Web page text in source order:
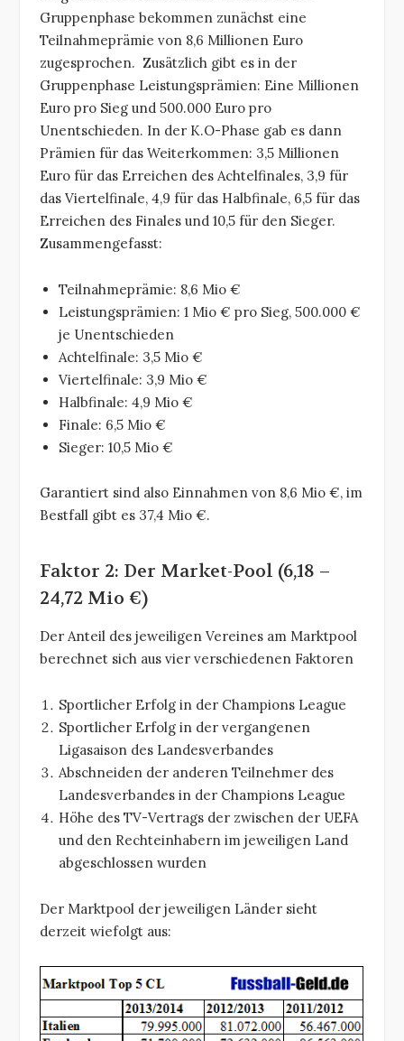
Gruppenphase bekommen zunächst eine
Teilnahmeprämie von 8,6 Millionen Euro
zugesprochen. Zusätzlich gibt es in der
Gruppenphase Leistungsprämien: Eine Millionen
Euro pro Sieg und 500.000 Euro pro
Unentschieden. In der K.O-Phase gab es dann
Prämien für das Weiterkommen: 3,5 Millionen
Euro für das Erreichen des Achtelfinales, 3,9 für
das Viertelfinale, 4,9 für das Halbfinale, 6,5 für das
Erreichen des Finales und 10,5 für den Sieger.
Zusammengefasst:
Teilnahmeprämie: 8,6 Mio €
Leistungsprämien: 1 Mio € pro Sieg, 500.000 €
je Unentschieden
Achtelfinale: 3,5 Mio €
Viertelfinale: 3,9 Mio €
Halbfinale: 4,9 Mio €
Finale: 6,5 Mio €
Sieger: 10,5 Mio €
Garantiert sind also Einnahmen von 8,6 Mio €, im
Bestfall gibt es 37,4 Mio €.
Faktor 2: Der Market-Pool (6,18 –
24,72 Mio €)
Der Anteil des jeweiligen Vereines am Marktpool
berechnet sich aus vier verschiedenen Faktoren
Sportlicher Erfolg in der Champions League
Sportlicher Erfolg in der vergangenen
Ligasaison des Landesverbandes
Abschneiden der anderen Teilnehmer des
Landesverbandes in der Champions League
Höhe des TV-Vertrags der zwischen der UEFA
und den Rechteinhabern im jeweiligen Land
abgeschlossen wurden
Der Marktpool der jeweiligen Länder sieht
derzeit wiefolgt aus: